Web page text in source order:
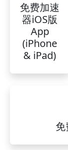
免费加速
器iOS版
App
(iPhone
& iPad)